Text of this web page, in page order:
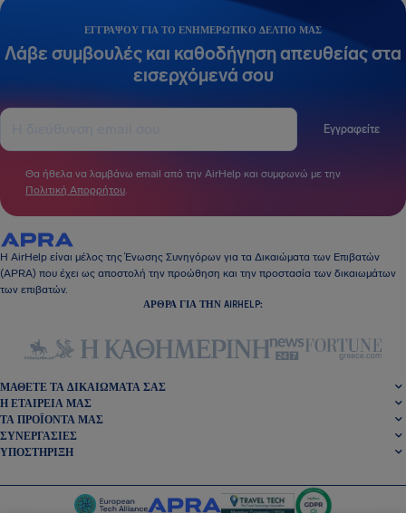
ΕΓΓΡΆΨΟΥ ΓΙΑ ΤΟ ΕΝΗΜΕΡΩΤΙΚΌ ΔΕΛΤΊΟ ΜΑΣ
Λάβε συμβουλές και καθοδήγηση απευθείας στα
εισερχόμενά σου
Εγγραφείτε
Θα ήθελα να λαμβάνω email από την AirHelp και συμφωνώ με την
Πολιτική Απορρήτου.
Η AirHelp είναι μέλος της Ένωσης Συνηγόρων για τα Δικαιώματα των Επιβατών
(APRA) που έχει ως αποστολή την προώθηση και την προστασία των δικαιωμάτων
των επιβατών.
ΆΡΘΡΑ ΓΙΑ ΤΗΝ AIRHELP:
ΜΆΘΕΤΕ ΤΑ ΔΙΚΑΙΏΜΑΤΆ ΣΑΣ
Η ΕΤΑΙΡΕΊΑ ΜΑΣ
ΤΑ ΠΡΟΪΌΝΤΑ ΜΑΣ
ΣΥΝΕΡΓΑΣΊΕΣ
ΥΠΟΣΤΉΡΙΞΗ